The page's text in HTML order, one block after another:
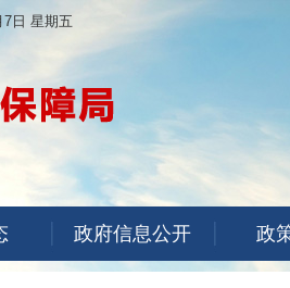
7日 星期五
政府信息公开 政